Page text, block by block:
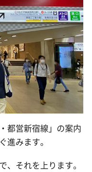
都営新宿線」の案内
進みます。
、それを上ります。